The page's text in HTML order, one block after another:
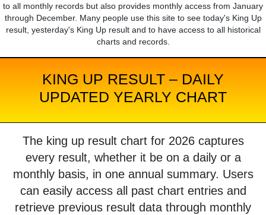
to all monthly records but also provides monthly access from January
through December. Many people use this site to see today's King Up
result, yesterday's King Up result and to have access to all historical
charts and records.
KING UP RESULT – DAILY
UPDATED YEARLY CHART
The king up result chart for 2026 captures
every result, whether it be on a daily or a
monthly basis, in one annual summary. Users
can easily access all past chart entries and
retrieve previous result data through monthly